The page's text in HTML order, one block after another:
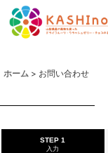
ホーム > お問い合わせ
STEP 1
入力